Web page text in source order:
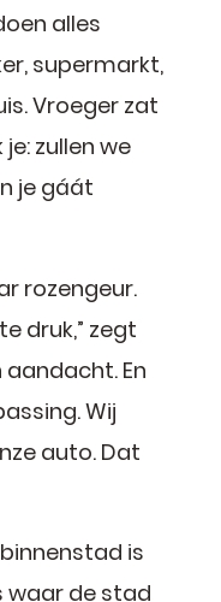
alles
supermarkt,
Vroeger zat
zullen we
je gáát
rozengeur.
druk,” zegt
aandacht. En
Wij
auto. Dat
is
waar de stad